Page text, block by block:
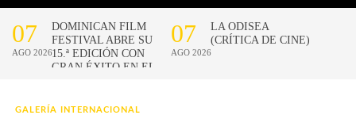
GALERÍA INTERNACIONAL